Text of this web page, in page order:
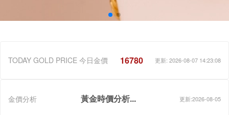
TODAY GOLD PRICE 今日金價 16780 更新: 2026-08-07 14:23:08
金價分析 黃金時價分析... 更新:2026-08-05